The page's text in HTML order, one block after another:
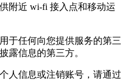
附近 wi-fi 接入点和移动运
任何向您提供服务的第三
露信息的第三方。
信息或注销账号，请通过